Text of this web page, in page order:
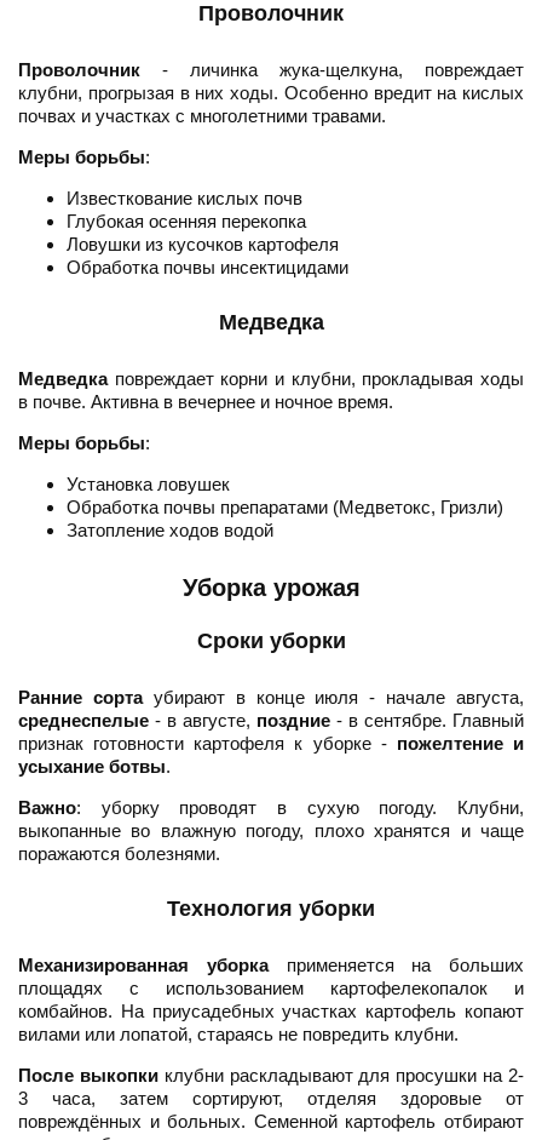
Проволочник
Проволочник - личинка жука-щелкуна, повреждает
клубни, прогрызая в них ходы. Особенно вредит на кислых
почвах и участках с многолетними травами.
Меры борьбы:
Известкование кислых почв
Глубокая осенняя перекопка
Ловушки из кусочков картофеля
Обработка почвы инсектицидами
Медведка
Медведкаповреждает корни и клубни, прокладывая ходы
в почве. Активна в вечернее и ночное время.
Меры борьбы:
Установка ловушек
Обработка почвы препаратами (Медветокс, Гризли)
Затопление ходов водой
Уборка урожая
Сроки уборки
Ранние сортаубирают в конце июля - начале августа,
среднеспелые - в августе, поздние - в сентябре. Главный
признак готовности картофеля к уборке - пожелтение и
усыхание ботвы.
Важно: уборку проводят в сухую погоду. Клубни,
выкопанные во влажную погоду, плохо хранятся и чаще
поражаются болезнями.
Технология уборки
Механизированная уборкаприменяется на больших
площадях с использованием картофелекопалок и
комбайнов. На приусадебных участках картофель копают
вилами или лопатой, стараясь не повредить клубни.
После выкопкиклубни раскладывают для просушки на 2-
3 часа, затем сортируют, отделяя здоровые от
повреждённых и больных. Семенной картофель отбирают